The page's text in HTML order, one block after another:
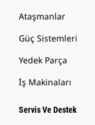
Ataşmanlar
Güç Sistemleri
Yedek Parça
İş Makinaları
Servis Ve Destek